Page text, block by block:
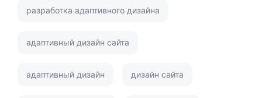
разработка адаптивного дизайна
адаптивный дизайн сайта
адаптивный дизайн дизайн сайта